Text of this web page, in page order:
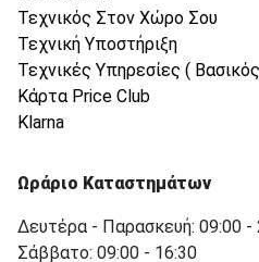
Τεχνικός Στον Χώρο Σου
Τεχνική Υποστήριξη
Τεχνικές Υπηρεσίες (
Κάρτα Price Club
Klarna
Ωράριο Καταστημάτων
Δευτέρα - Παρασκευή: 09:00 -
Σάββατο: 09:00 - 16:30